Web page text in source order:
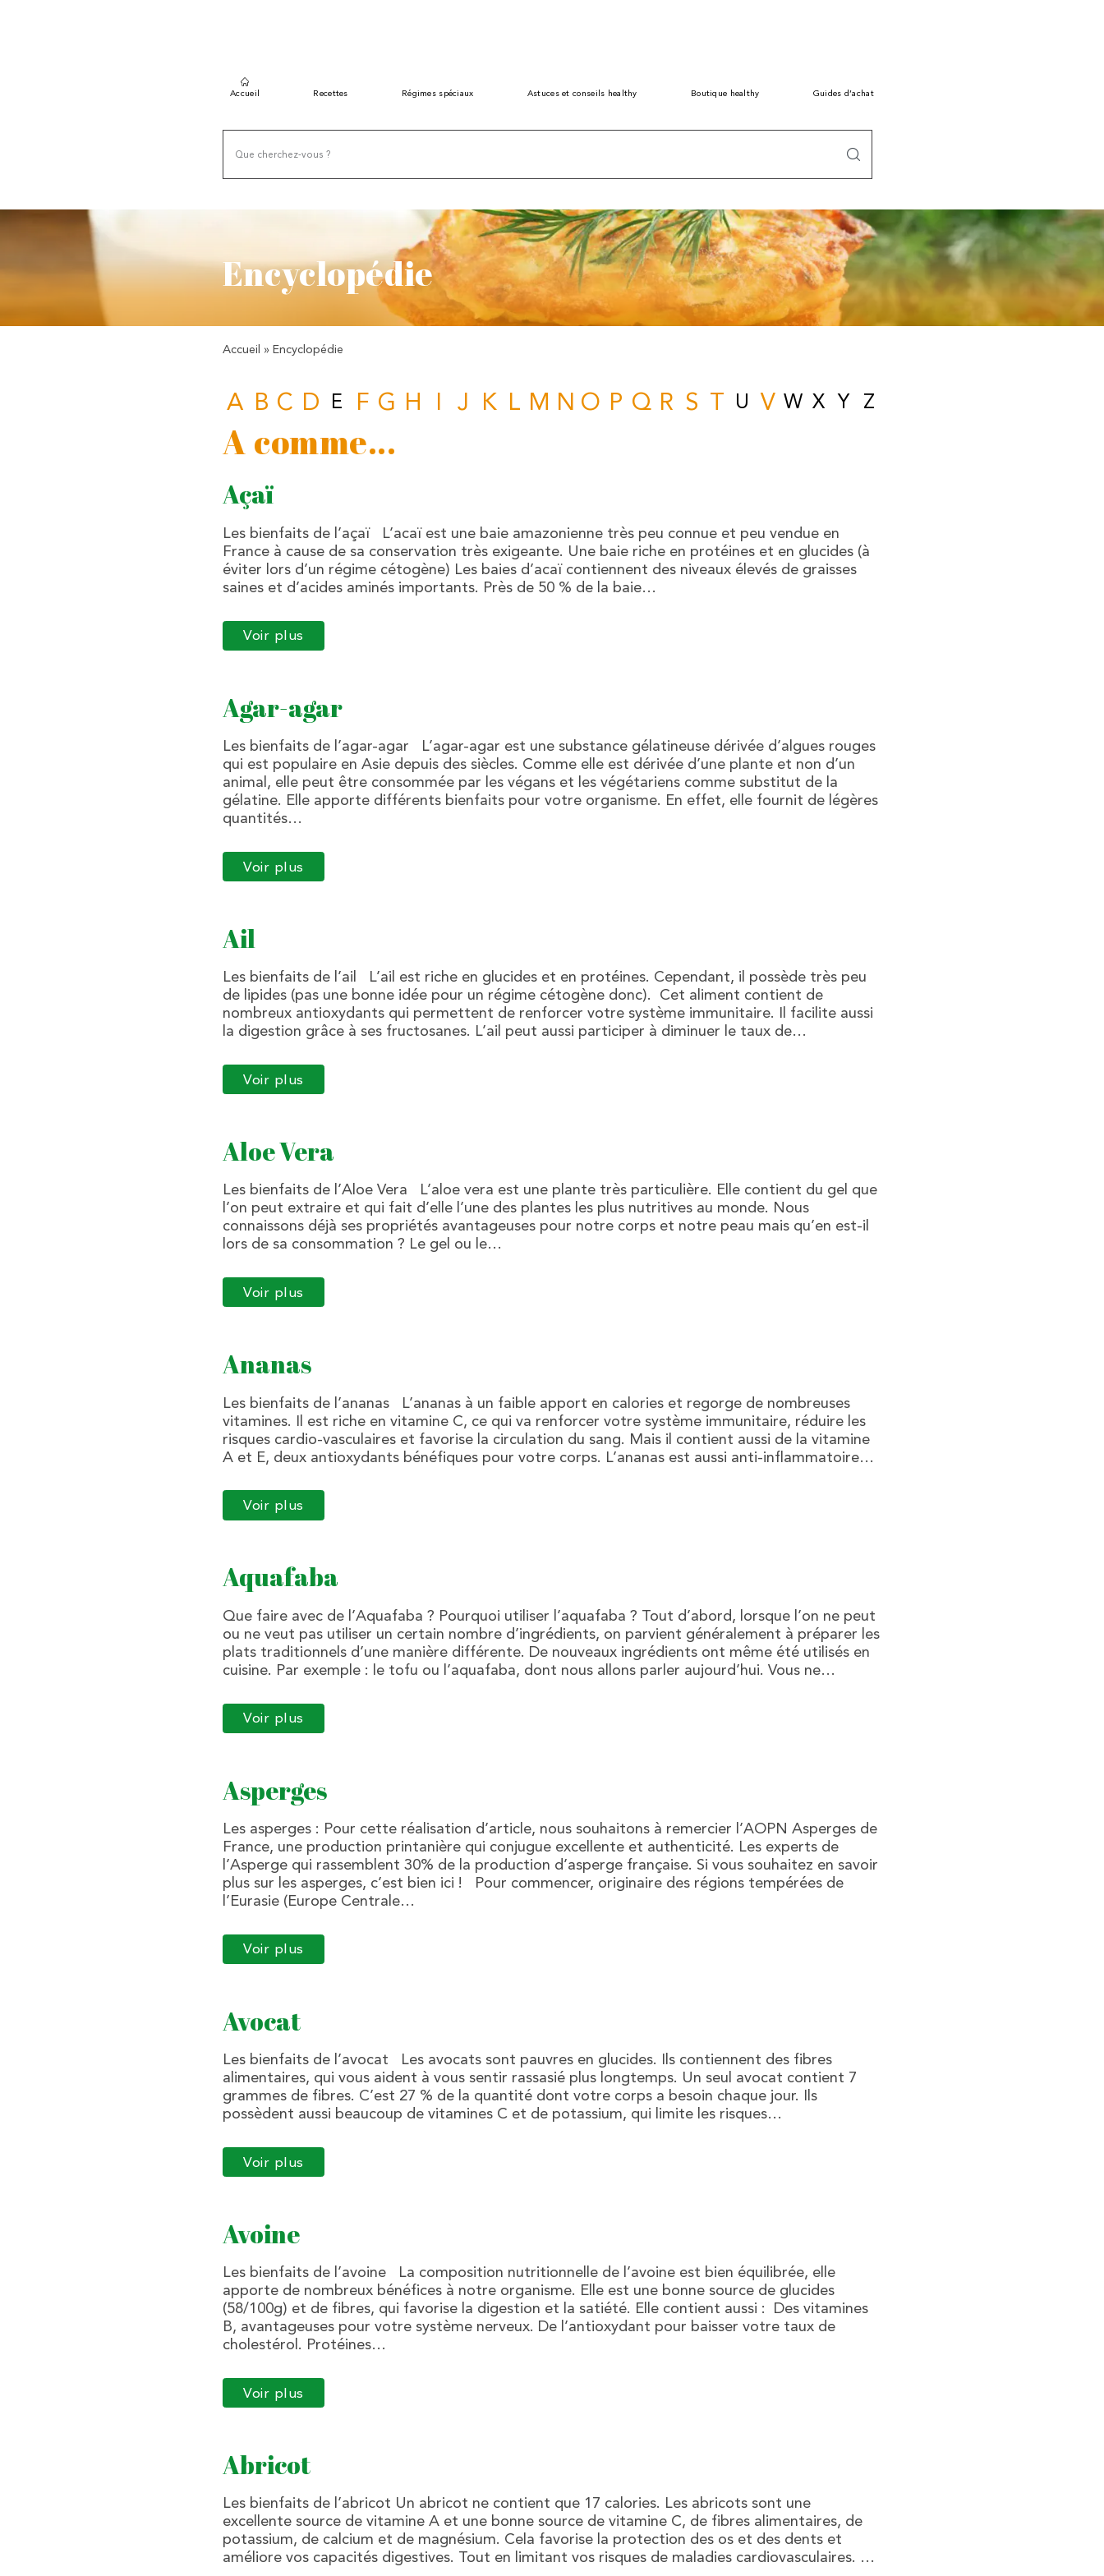
Accueil Recettes Régimes spéciaux Astuces et conseils healthy Boutique healthy Guides d’achat
Encyclopédie
Accueil » Encyclopédie
A B C D E F G H I J K L M N O P Q R S T U V W X Y Z
A comme...
Açaï
Les bienfaits de l’açaï L’acaï est une baie amazonienne très peu connue et peu vendue en
France à cause de sa conservation très exigeante. Une baie riche en protéines et en glucides (à
éviter lors d’un régime cétogène) Les baies d’acaï contiennent des niveaux élevés de graisses
saines et d’acides aminés importants. Près de 50 % de la baie…
Voir plus
Agar-agar
Les bienfaits de l’agar-agar L’agar-agar est une substance gélatineuse dérivée d’algues rouges
qui est populaire en Asie depuis des siècles. Comme elle est dérivée d’une plante et non d’un
animal, elle peut être consommée par les végans et les végétariens comme substitut de la
gélatine. Elle apporte différents bienfaits pour votre organisme. En effet, elle fournit de légères
quantités…
Voir plus
Ail
Les bienfaits de l’ail L’ail est riche en glucides et en protéines. Cependant, il possède très peu
de lipides (pas une bonne idée pour un régime cétogène donc). Cet aliment contient de
nombreux antioxydants qui permettent de renforcer votre système immunitaire. Il facilite aussi
la digestion grâce à ses fructosanes. L’ail peut aussi participer à diminuer le taux de…
Voir plus
Aloe Vera
Les bienfaits de l’Aloe Vera L’aloe vera est une plante très particulière. Elle contient du gel que
l’on peut extraire et qui fait d’elle l’une des plantes les plus nutritives au monde. Nous
connaissons déjà ses propriétés avantageuses pour notre corps et notre peau mais qu’en est-il
lors de sa consommation ? Le gel ou le…
Voir plus
Ananas
Les bienfaits de l’ananas L’ananas à un faible apport en calories et regorge de nombreuses
vitamines. Il est riche en vitamine C, ce qui va renforcer votre système immunitaire, réduire les
risques cardio-vasculaires et favorise la circulation du sang. Mais il contient aussi de la vitamine
A et E, deux antioxydants bénéfiques pour votre corps. L’ananas est aussi anti-inflammatoire…
Voir plus
Aquafaba
Que faire avec de l’Aquafaba ? Pourquoi utiliser l’aquafaba ? Tout d’abord, lorsque l’on ne peut
ou ne veut pas utiliser un certain nombre d’ingrédients, on parvient généralement à préparer les
plats traditionnels d’une manière différente. De nouveaux ingrédients ont même été utilisés en
cuisine. Par exemple : le tofu ou l’aquafaba, dont nous allons parler aujourd’hui. Vous ne…
Voir plus
Asperges
Les asperges : Pour cette réalisation d’article, nous souhaitons à remercier l’AOPN Asperges de
France, une production printanière qui conjugue excellente et authenticité. Les experts de
l’Asperge qui rassemblent 30% de la production d’asperge française. Si vous souhaitez en savoir
plus sur les asperges, c’est bien ici ! Pour commencer, originaire des régions tempérées de
l’Eurasie (Europe Centrale…
Voir plus
Avocat
Les bienfaits de l’avocat Les avocats sont pauvres en glucides. Ils contiennent des fibres
alimentaires, qui vous aident à vous sentir rassasié plus longtemps. Un seul avocat contient 7
grammes de fibres. C’est 27 % de la quantité dont votre corps a besoin chaque jour. Ils
possèdent aussi beaucoup de vitamines C et de potassium, qui limite les risques…
Voir plus
Avoine
Les bienfaits de l’avoine La composition nutritionnelle de l’avoine est bien équilibrée, elle
apporte de nombreux bénéfices à notre organisme. Elle est une bonne source de glucides
(58/100g) et de fibres, qui favorise la digestion et la satiété. Elle contient aussi : Des vitamines
B, avantageuses pour votre système nerveux. De l’antioxydant pour baisser votre taux de
cholestérol. Protéines…
Voir plus
Abricot
Les bienfaits de l’abricot Un abricot ne contient que 17 calories. Les abricots sont une
excellente source de vitamine A et une bonne source de vitamine C, de fibres alimentaires, de
potassium, de calcium et de magnésium. Cela favorise la protection des os et des dents et
améliore vos capacités digestives. Tout en limitant vos risques de maladies cardiovasculaires. …